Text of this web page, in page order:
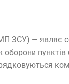
ЗСУ) — являє